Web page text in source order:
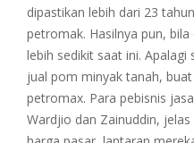
dipastikan lebih dari 23
petromak. Hasilnya pun,
lebih sedikit saat ini.
jual pom minyak tanah,
petromax. Para pebisnis
Wardjio dan Zainuddin,